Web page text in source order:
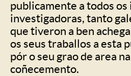
publicamente a todos
investigadoras, tanto
que tiveron a ben
os seus traballos a esta
pór o seu grao de area
coñecemento.